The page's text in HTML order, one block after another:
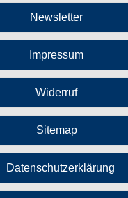
Newsletter
Impressum
Widerruf
Sitemap
Datenschutzerklärung